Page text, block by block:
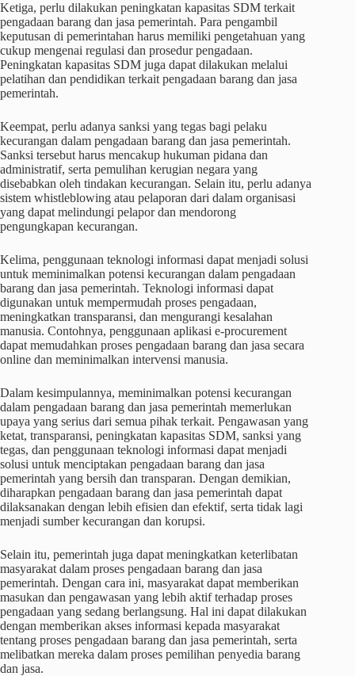
Ketiga, perlu dilakukan peningkatan kapasitas SDM terkait
pengadaan barang dan jasa pemerintah. Para pengambil
keputusan di pemerintahan harus memiliki pengetahuan yang
cukup mengenai regulasi dan prosedur pengadaan.
Peningkatan kapasitas SDM juga dapat dilakukan melalui
pelatihan dan pendidikan terkait pengadaan barang dan jasa
pemerintah.
Keempat, perlu adanya sanksi yang tegas bagi pelaku
kecurangan dalam pengadaan barang dan jasa pemerintah.
Sanksi tersebut harus mencakup hukuman pidana dan
administratif, serta pemulihan kerugian negara yang
disebabkan oleh tindakan kecurangan. Selain itu, perlu adanya
sistem whistleblowing atau pelaporan dari dalam organisasi
yang dapat melindungi pelapor dan mendorong
pengungkapan kecurangan.
Kelima, penggunaan teknologi informasi dapat menjadi solusi
untuk meminimalkan potensi kecurangan dalam pengadaan
barang dan jasa pemerintah. Teknologi informasi dapat
digunakan untuk mempermudah proses pengadaan,
meningkatkan transparansi, dan mengurangi kesalahan
manusia. Contohnya, penggunaan aplikasi e-procurement
dapat memudahkan proses pengadaan barang dan jasa secara
online dan meminimalkan intervensi manusia.
Dalam kesimpulannya, meminimalkan potensi kecurangan
dalam pengadaan barang dan jasa pemerintah memerlukan
upaya yang serius dari semua pihak terkait. Pengawasan yang
ketat, transparansi, peningkatan kapasitas SDM, sanksi yang
tegas, dan penggunaan teknologi informasi dapat menjadi
solusi untuk menciptakan pengadaan barang dan jasa
pemerintah yang bersih dan transparan. Dengan demikian,
diharapkan pengadaan barang dan jasa pemerintah dapat
dilaksanakan dengan lebih efisien dan efektif, serta tidak lagi
menjadi sumber kecurangan dan korupsi.
Selain itu, pemerintah juga dapat meningkatkan keterlibatan
masyarakat dalam proses pengadaan barang dan jasa
pemerintah. Dengan cara ini, masyarakat dapat memberikan
masukan dan pengawasan yang lebih aktif terhadap proses
pengadaan yang sedang berlangsung. Hal ini dapat dilakukan
dengan memberikan akses informasi kepada masyarakat
tentang proses pengadaan barang dan jasa pemerintah, serta
melibatkan mereka dalam proses pemilihan penyedia barang
dan jasa.